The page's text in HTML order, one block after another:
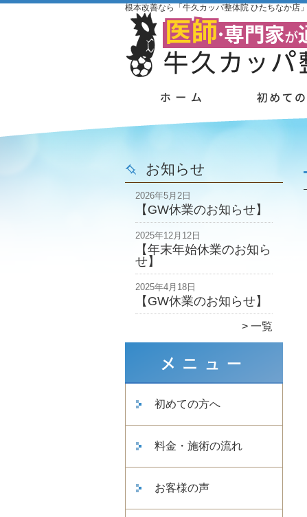
根本改善なら「牛久カッパ整体院 ひたちなか店」
お知らせ
2026年5月2日
【GW休業のお知らせ】
2025年12月12日
【年末年始休業のお知ら
せ】
2025年4月18日
【GW休業のお知らせ】
一覧
初めての方へ
料金・施術の流れ
お客様の声